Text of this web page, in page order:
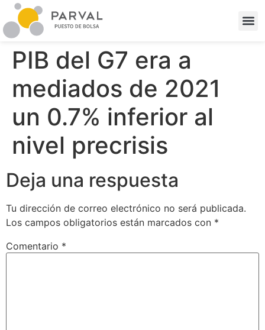
PIB del G7 era a
mediados de 2021
un 0.7% inferior al
nivel precrisis
Deja una respuesta
Tu dirección de correo electrónico no será publicada.
Los campos obligatorios están marcados con *
Comentario *